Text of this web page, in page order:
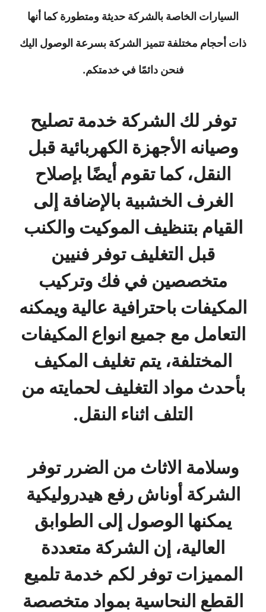
السيارات الخاصة بالشركة حديثة ومتطورة كما أنها
ذات أحجام مختلفة تتميز الشركة بسرعة الوصول اليك
فنحن دائمًا في خدمتكم.
توفر لك الشركة خدمة تصليح
وصيانه الأجهزة الكهربائية قبل
النقل، كما تقوم أيضًا بإصلاح
الغرف الخشبية بالإضافة إلى
القيام بتنظيف الموكيت والكنب
قبل التغليف توفر فنيين
متخصصين في فك وتركيب
المكيفات باحترافية عالية ويمكنه
التعامل مع جميع انواع المكيفات
المختلفة، يتم تغليف المكيف
بأحدث مواد التغليف لحمايته من
التلف اثناء النقل.
وسلامة الاثاث من الضرر توفر
الشركة أوناش رفع هيدروليكية
يمكنها الوصول إلى الطوابق
العالية، إن الشركة متعددة
المميزات توفر لكم خدمة تلميع
القطع النحاسية بمواد متخصصة